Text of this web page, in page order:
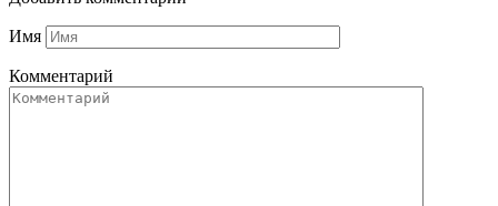
Имя
Комментарий